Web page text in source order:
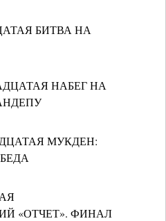
БИТВА НА
НАБЕГ НА
МУКДЕН:
«ОТЧЕТ». ФИНАЛ